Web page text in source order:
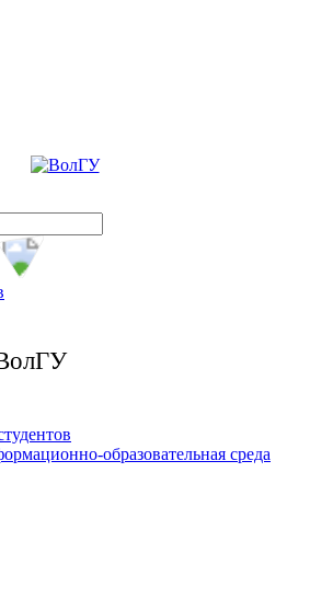
Пожалуйста
образовательная среда